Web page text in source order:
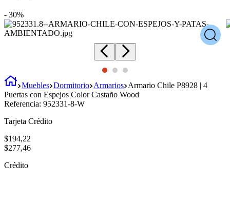
- 30%
Muebles Dormitorio Armarios Armario Chile P8928 | 4
Puertas con Espejos Color Castaño Wood
Referencia: 952331-8-W
Tarjeta Crédito
$194,22
$277,46
Crédito